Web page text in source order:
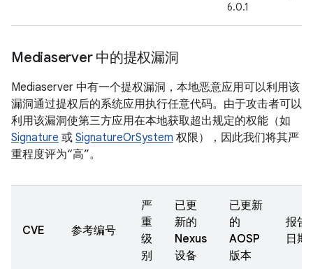
6.0.1
Mediaserver 中的提权漏洞
Mediaserver 中有一个提权漏洞，本地恶意应用可以利用该
漏洞通过提权后的系统应用执行任意代码。由于攻击者可以
利用该漏洞使第三方应用在本地获取超出规定的权能（如
Signature 或 SignatureOrSystem 权限），因此我们将其严
重程度评为“高”。
CVE 参考编号
严
重
级
别
已更
新的
Nexus
设备
已更新
的
AOSP
版本
报告
日期